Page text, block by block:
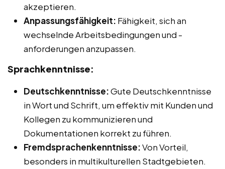
akzeptieren.
Anpassungsfähigkeit: Fähigkeit, sich an
wechselnde Arbeitsbedingungen und -
anforderungen anzupassen.
Sprachkenntnisse:
Deutschkenntnisse:Gute Deutschkenntnisse
in Wort und Schrift, um effektiv mit Kunden und
Kollegen zu kommunizieren und
Dokumentationen korrekt zu führen.
Fremdsprachenkenntnisse:Von Vorteil,
besonders in multikulturellen Stadtgebieten.